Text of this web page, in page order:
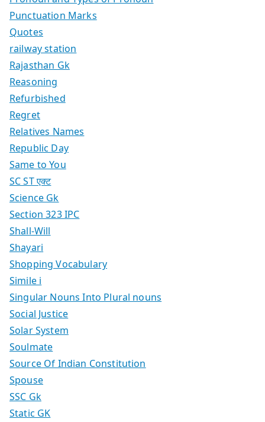
Punctuation Marks
Quotes
railway station
Rajasthan Gk
Reasoning
Refurbished
Regret
Relatives Names
Republic Day
Same to You
SC ST एक्ट
Science Gk
Section 323 IPC
Shall-Will
Shayari
Shopping Vocabulary
Simile i
Singular Nouns Into Plural nouns
Social Justice
Solar System
Soulmate
Source Of Indian Constitution
Spouse
SSC Gk
Static GK